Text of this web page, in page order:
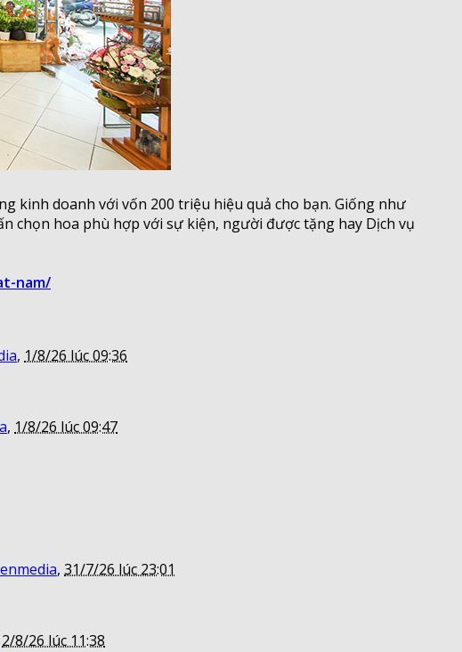
kinh doanh với vốn 200 triệu hiệu quả cho bạn. Giống như
chọn hoa phù hợp với sự kiện, người được tặng hay Dịch vụ
nam/
, 1/8/26 lúc 09:36
, 1/8/26 lúc 09:47
, 31/7/26 lúc 23:01
2/8/26 lúc 11:38